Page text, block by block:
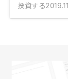
投資する